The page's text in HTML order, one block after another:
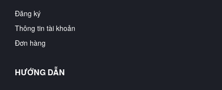
Đăng ký
Thông tin tài khoản
Đơn hàng
HƯỚNG DẪN